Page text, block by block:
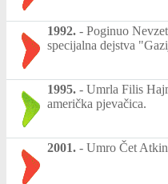
1992. - Poginuo
specijalna dejstva
1995. - Umrla Filis
američka pjevačica.
2001. - Umro Čet